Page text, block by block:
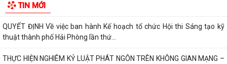
TIN MỚI
tư của cộng đồng các công trình,...
QUYẾT ĐỊNH Về việc ban hành Kế hoạch tổ chức Hội thi Sáng tạo kỹ
thuật thành phố Hải Phòng lần thứ...
THỰC HIỆN NGHIÊM KỶ LUẬT PHÁT NGÔN TRÊN KHÔNG GIAN MẠNG –